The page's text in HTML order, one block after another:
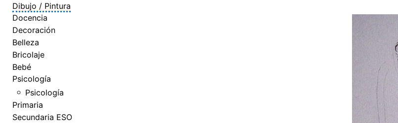
Dibujo / Pintura
Docencia
Decoración
Belleza
Bricolaje
Bebé
Psicología
Psicología
Primaria
Secundaria ESO